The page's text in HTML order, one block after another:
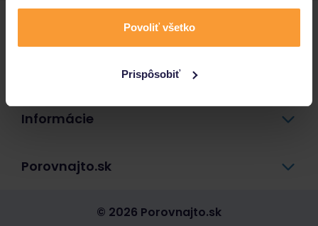
Povoliť všetko
Prispôsobiť
Informácie
Porovnajto.sk
© 2026 Porovnajto.sk